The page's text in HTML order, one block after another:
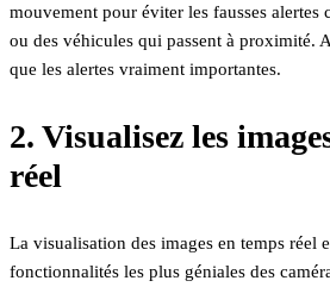
mouvement pour éviter les fausses alertes
ou des véhicules qui passent à proximité.
que les alertes vraiment importantes.
2. Visualisez les
réel
La visualisation des images en temps réel
fonctionnalités les plus géniales des